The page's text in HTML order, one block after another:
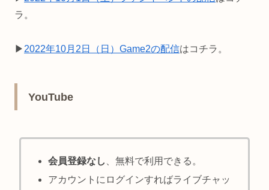
ラ。
▶ 2022年10月2日（日）Game2の配信はコチラ。
YouTube
会員登録なし
、無料で利用できる。
アカウントにログインすればライブチャッ